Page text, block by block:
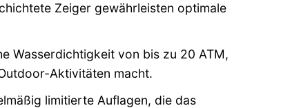
Zeiger gewährleisten optimale
Wasserdichtigkeit von bis zu 20 ATM,
Aktivitäten macht.
limitierte Auflagen, die das